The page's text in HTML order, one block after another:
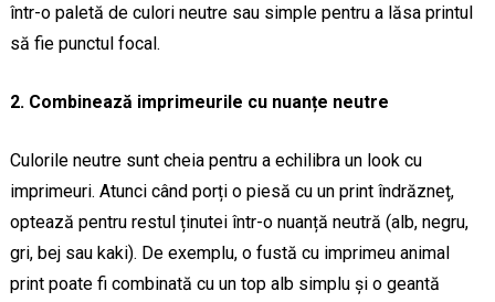
într-o paletă de culori neutre sau simple pentru a lăsa printul
să fie punctul focal.
2. Combinează imprimeurile cu nuanțe neutre
Culorile neutre sunt cheia pentru a echilibra un look cu
imprimeuri. Atunci când porți o piesă cu un print îndrăzneț,
optează pentru restul ținutei într-o nuanță neutră (alb, negru,
gri, bej sau kaki). De exemplu, o fustă cu imprimeu animal
print poate fi combinată cu un top alb simplu și o geantă